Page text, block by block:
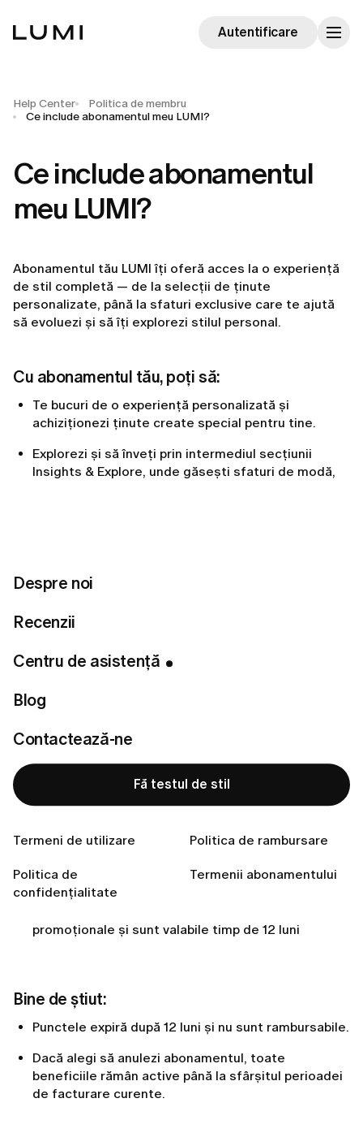
Despre noi
Recenzii
Centru de asistență
Blog
Contactează-ne
Fă testul de stil
Termeni de utilizare Politica de rambursare
Politica de
confidențialitate
Termenii abonamentului
Autentificare
Help Center
Politica de membru
Ce include abonamentul meu LUMI?
Ce include abonamentul
meu LUMI?
Abonamentul tău LUMI îți oferă acces la o experiență
de stil completă — de la selecții de ținute
personalizate, până la sfaturi exclusive care te ajută
să evoluezi și să îți explorezi stilul personal.
Cu abonamentul tău, poți să:
Te bucuri de o experiență personalizată și
achiziționezi ținute create special pentru tine.
Explorezi și să înveți prin intermediul secțiunii
Insights & Explore, unde găsești sfaturi de modă,
special pentru a te recompensa atunci când faci
abonamentul activ. Cu cât te implici mai mult, cu atât
coduri promoționale sau sesiuni de styling gratuite.
Cum funcționează:
Acumulezi puncte pentru fiecare 1 $ cheltuit,
Numărul total de puncte îți determină nivelul —
atractive.
promoționale și sunt valabile timp de 12 luni
Bine de știut:
Punctele expiră după 12 luni și nu sunt rambursabile.
Dacă alegi să anulezi abonamentul, toate
beneficiile rămân active până la sfârșitul perioadei
de facturare curente.